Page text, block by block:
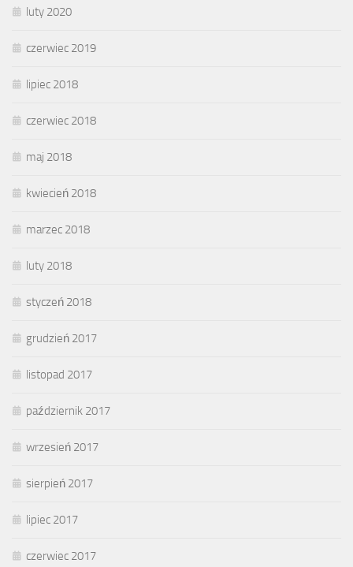
luty 2020
czerwiec 2019
lipiec 2018
czerwiec 2018
maj 2018
kwiecień 2018
marzec 2018
luty 2018
styczeń 2018
grudzień 2017
listopad 2017
październik 2017
wrzesień 2017
sierpień 2017
lipiec 2017
czerwiec 2017